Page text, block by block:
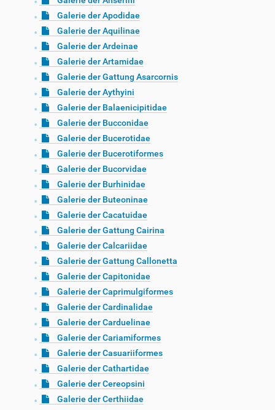
Galerie der Apodidae
Galerie der Aquilinae
Galerie der Ardeinae
Galerie der Artamidae
Galerie der Gattung Asarcornis
Galerie der Aythyini
Galerie der Balaenicipitidae
Galerie der Bucconidae
Galerie der Bucerotidae
Galerie der Bucerotiformes
Galerie der Bucorvidae
Galerie der Burhinidae
Galerie der Buteoninae
Galerie der Cacatuidae
Galerie der Gattung Cairina
Galerie der Calcariidae
Galerie der Gattung Callonetta
Galerie der Capitonidae
Galerie der Caprimulgiformes
Galerie der Cardinalidae
Galerie der Carduelinae
Galerie der Cariamiformes
Galerie der Casuariiformes
Galerie der Cathartidae
Galerie der Cereopsini
Galerie der Certhiidae